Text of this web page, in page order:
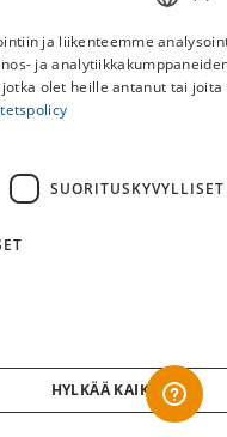
FI
ja liikenteemme
ja
olet heille antanut tai joita
SUORITUSKYVYLLISET
HYLKÄÄ KAIKKI